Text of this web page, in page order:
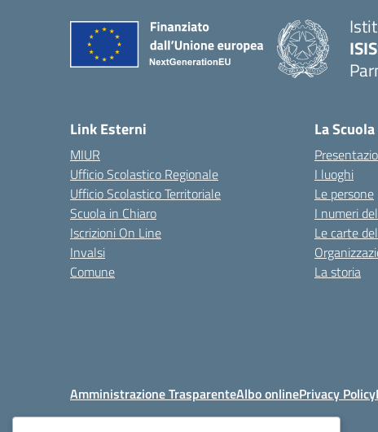
Link Esterni
MIUR
Ufficio Scolastico Regionale
Ufficio Scolastico Territoriale
Scuola in Chiaro
Iscrizioni On Line
Invalsi
Comune
La Scuola
I luoghi
Le persone
I numeri
Le carte
La storia
Amministrazione TrasparenteAlbo onlinePrivacy Policy